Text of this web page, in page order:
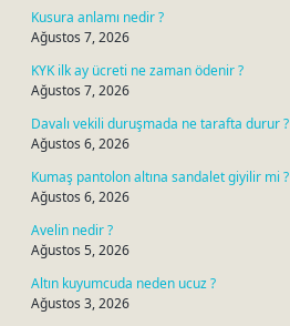
Kusura anlamı nedir ?
Ağustos 7, 2026
KYK ilk ay ücreti ne zaman ödenir ?
Ağustos 7, 2026
Davalı vekili duruşmada ne tarafta durur ?
Ağustos 6, 2026
Kumaş pantolon altına sandalet giyilir mi ?
Ağustos 6, 2026
Avelin nedir ?
Ağustos 5, 2026
Altın kuyumcuda neden ucuz ?
Ağustos 3, 2026